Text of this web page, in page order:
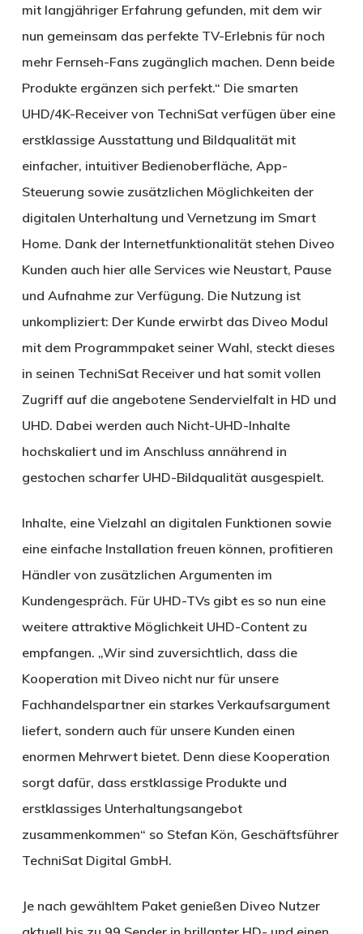
mit langjähriger Erfahrung gefunden, mit dem wir
nun gemeinsam das perfekte TV-Erlebnis für noch
mehr Fernseh-Fans zugänglich machen. Denn beide
Produkte ergänzen sich perfekt.“ Die smarten
UHD/4K-Receiver von TechniSat verfügen über eine
erstklassige Ausstattung und Bildqualität mit
einfacher, intuitiver Bedienoberfläche, App-
Steuerung sowie zusätzlichen Möglichkeiten der
digitalen Unterhaltung und Vernetzung im Smart
Home. Dank der Internetfunktionalität stehen Diveo
Kunden auch hier alle Services wie Neustart, Pause
und Aufnahme zur Verfügung. Die Nutzung ist
unkompliziert: Der Kunde erwirbt das Diveo Modul
mit dem Programmpaket seiner Wahl, steckt dieses
in seinen TechniSat Receiver und hat somit vollen
Zugriff auf die angebotene Sendervielfalt in HD und
UHD. Dabei werden auch Nicht-UHD-Inhalte
hochskaliert und im Anschluss annährend in
gestochen scharfer UHD-Bildqualität ausgespielt.
Inhalte, eine Vielzahl an digitalen Funktionen sowie
eine einfache Installation freuen können, profitieren
Händler von zusätzlichen Argumenten im
Kundengespräch. Für UHD-TVs gibt es so nun eine
weitere attraktive Möglichkeit UHD-Content zu
empfangen. „Wir sind zuversichtlich, dass die
Kooperation mit Diveo nicht nur für unsere
Fachhandelspartner ein starkes Verkaufsargument
liefert, sondern auch für unsere Kunden einen
enormen Mehrwert bietet. Denn diese Kooperation
sorgt dafür, dass erstklassige Produkte und
erstklassiges Unterhaltungsangebot
zusammenkommen“ so Stefan Kön, Geschäftsführer
TechniSat Digital GmbH.
Je nach gewähltem Paket genießen Diveo Nutzer